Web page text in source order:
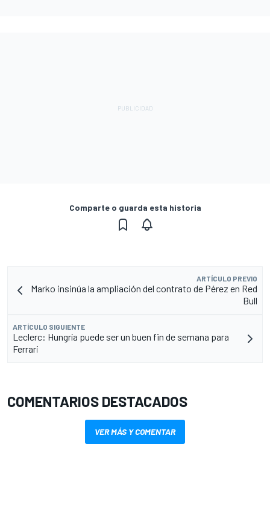
Comparte o guarda esta historia
ARTÍCULO PREVIO
Marko insinúa la ampliación del contrato de Pérez en Red
Bull
ARTÍCULO SIGUIENTE
Leclerc: Hungría puede ser un buen fin de semana para
Ferrari
COMENTARIOS DESTACADOS
VER MÁS Y COMENTAR